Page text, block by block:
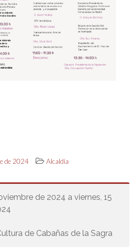
de 2024 Alcaldía
de 2024 a viernes, 15
de Cabañas de la Sagra